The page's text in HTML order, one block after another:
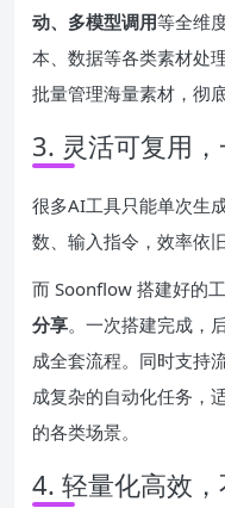
动、多模型调用等全维
本、数据等各类素材处
批量管理海量素材，彻
3. 灵活可复用
很多AI工具只能单次生
数、输入指令，效率依旧
而 Soonflow 搭建好的
分享。一次搭建完成，
成全套流程。同时支持
成复杂的自动化任务，
的各类场景。
4. 轻量化高效